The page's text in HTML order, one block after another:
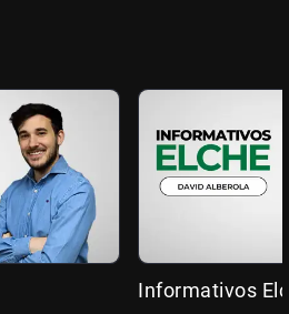
Informativos